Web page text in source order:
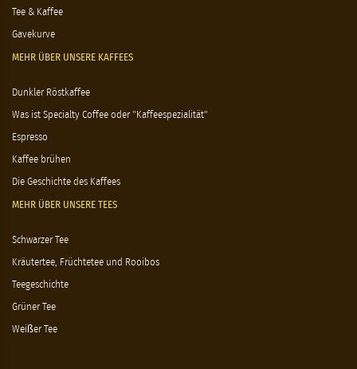
Tee & Kaffee
Gavekurve
MEHR ÜBER UNSERE KAFFEES
Dunkler Röstkaffee
Was ist Specialty Coffee oder "Kaffeespezialität"
Espresso
Kaffee brühen
Die Geschichte des Kaffees
MEHR ÜBER UNSERE TEES
Schwarzer Tee
Kräutertee, Früchtetee und Rooibos
Teegeschichte
Grüner Tee
Weißer Tee